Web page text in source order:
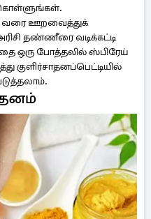
வரை ஊறவைத்துக்
தண்ணீரை வடிக்கட்டி
ஒரு போத்தலில் ஸ்பிரேய்
குளிர்சாதனப்பெட்டியில்